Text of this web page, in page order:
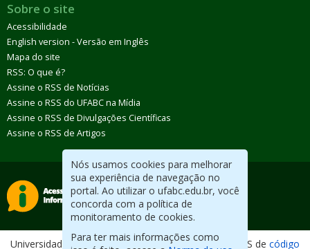
Nós usamos cookies para melhorar
sua experiência de navegação no
portal. Ao utilizar o ufabc.edu.br, você
concorda com a política de
monitoramento de cookies.
Para ter mais informações como
Sobre o site
Acessibilidade
English version - Versão em Inglês
Mapa do site
RSS: O que é?
Assine o RSS de Notícias
Assine o RSS do UFABC na Mídia
Assine o RSS de Divulgações Científicas
Assine o RSS de Artigos
Universidade Federal do ABC. Desenvolvido com CMS de código